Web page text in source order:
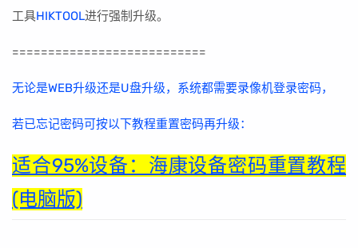
工具HIKTOOL进行强制升级。
===========================
无论是WEB升级还是U盘升级，系统都需要录像机登录密码，
若已忘记密码可按以下教程重置密码再升级：
适合95%设备：海康设备密码重置教程
(电脑版)